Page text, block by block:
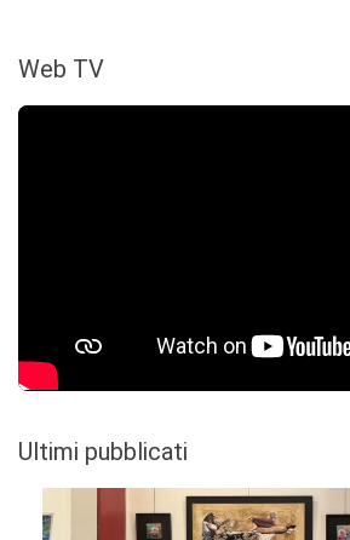
Web TV
Ultimi pubblicati